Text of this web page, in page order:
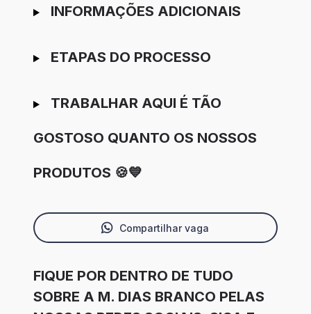
INFORMAÇÕES ADICIONAIS
ETAPAS DO PROCESSO
TRABALHAR AQUI É TÃO
GOSTOSO QUANTO OS NOSSOS
PRODUTOS 🍪💙
Compartilhar vaga
FIQUE POR DENTRO DE TUDO
SOBRE A M. DIAS BRANCO PELAS